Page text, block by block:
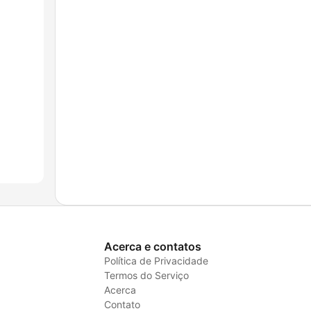
Acerca e contatos
Política de Privacidade
Termos do Serviço
Acerca
Contato